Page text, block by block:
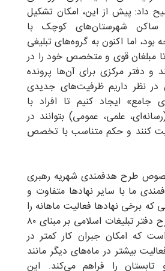
داد: پیش از این، امکان تشکیل
ساکن شهرستان‌های کوچک با
اما اکنون به گروه‌های تبلیغی
مبلغان قوی و متخصص خود را در
و دفتر مرکزی برای آن‌ها پرونده
نظر داریم ظرفیت‌های جدیدی
جامع» ایجاد کنیم تا افراد با
علمی، عمومی) بتوانند در
کنند و حکم متناسب با تخصص
خصوص طرح هدفمندی شهریه رهبری
ما با سایر نهادها متفاوت و
برخی نهادها فعالیت ماهانه را
ملاک قرار می‌دهند، طرح دفتر تبلیغات اسلامی بر مبنای ۸۰
که امکان جبران کار کمتر در
بیشتر در ماه‌های دیگر مانند
را فراهم می‌کند. این